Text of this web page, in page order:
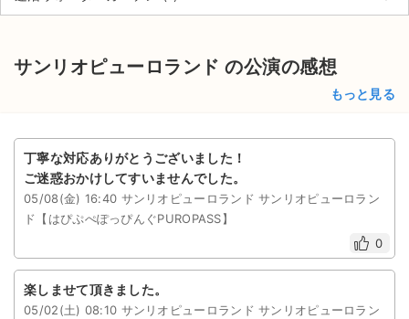
サンリオピューロランド の公演の感想
もっと見る
丁寧な対応ありがとうございました！
ご迷惑おかけしてすいませんでした。
05/08(金) 16:40 サンリオピューロランド サンリオピューロラン
ド【はぴぷぺぽっぴんぐPUROPASS】
0
楽しませて頂きました。
05/02(土) 08:10 サンリオピューロランド サンリオピューロラン